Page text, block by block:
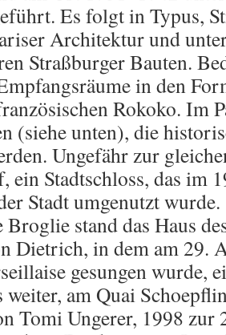
Es folgt in Typus,
Architektur und
Straßburger Bauten.
in den
Rokoko. Im
(siehe unten), die
Ungefähr zur
ein Stadtschloss, das im
Stadt umgenutzt wurde.
Broglie stand das Haus
Dietrich, in dem am 29.
gesungen wurde,
weiter, am Quai
Tomi Ungerer, 1998 zur